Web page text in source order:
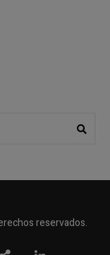
reservados.